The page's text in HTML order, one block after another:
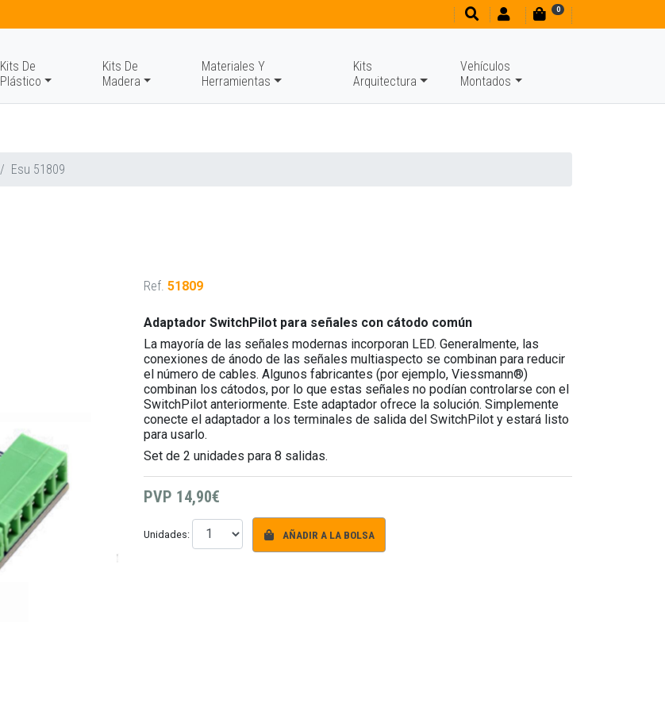
0
Kits De
Plástico
Kits De
Madera
Materiales Y
Herramientas
Kits
Arquitectura
Vehículos
Montados
Esu 51809
Ref. 51809
Adaptador SwitchPilot para señales con cátodo común
La mayoría de las señales modernas incorporan LED. Generalmente, las
conexiones de ánodo de las señales multiaspecto se combinan para reducir
el número de cables. Algunos fabricantes (por ejemplo, Viessmann®)
combinan los cátodos, por lo que estas señales no podían controlarse con el
SwitchPilot anteriormente. Este adaptador ofrece la solución. Simplemente
conecte el adaptador a los terminales de salida del SwitchPilot y estará listo
para usarlo.
Set de 2 unidades para 8 salidas.
PVP 14,90€
Unidades: AÑADIR A LA BOLSA